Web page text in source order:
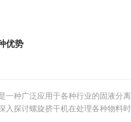
优势
一种广泛应用于各种行业的固液分
入探讨螺旋挤干机在处理各种物料